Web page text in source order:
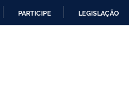
PARTICIPE LEGISLAÇÃO